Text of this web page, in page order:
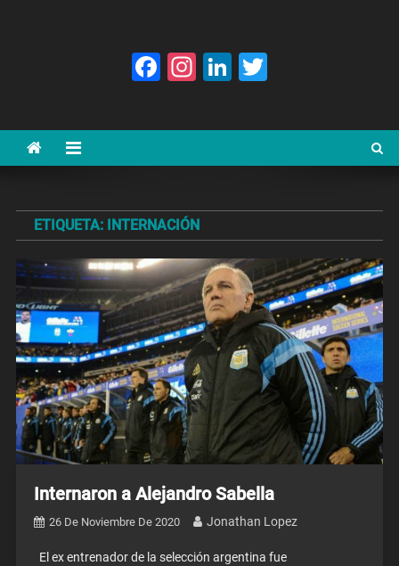
Facebook
Instagram
LinkedIn
ETIQUETA: INTERNACIÓN
Internaron a Alejandro Sabella
26 De Noviembre De 2020 Jonathan Lopez
El ex entrenador de la selección argentina fue